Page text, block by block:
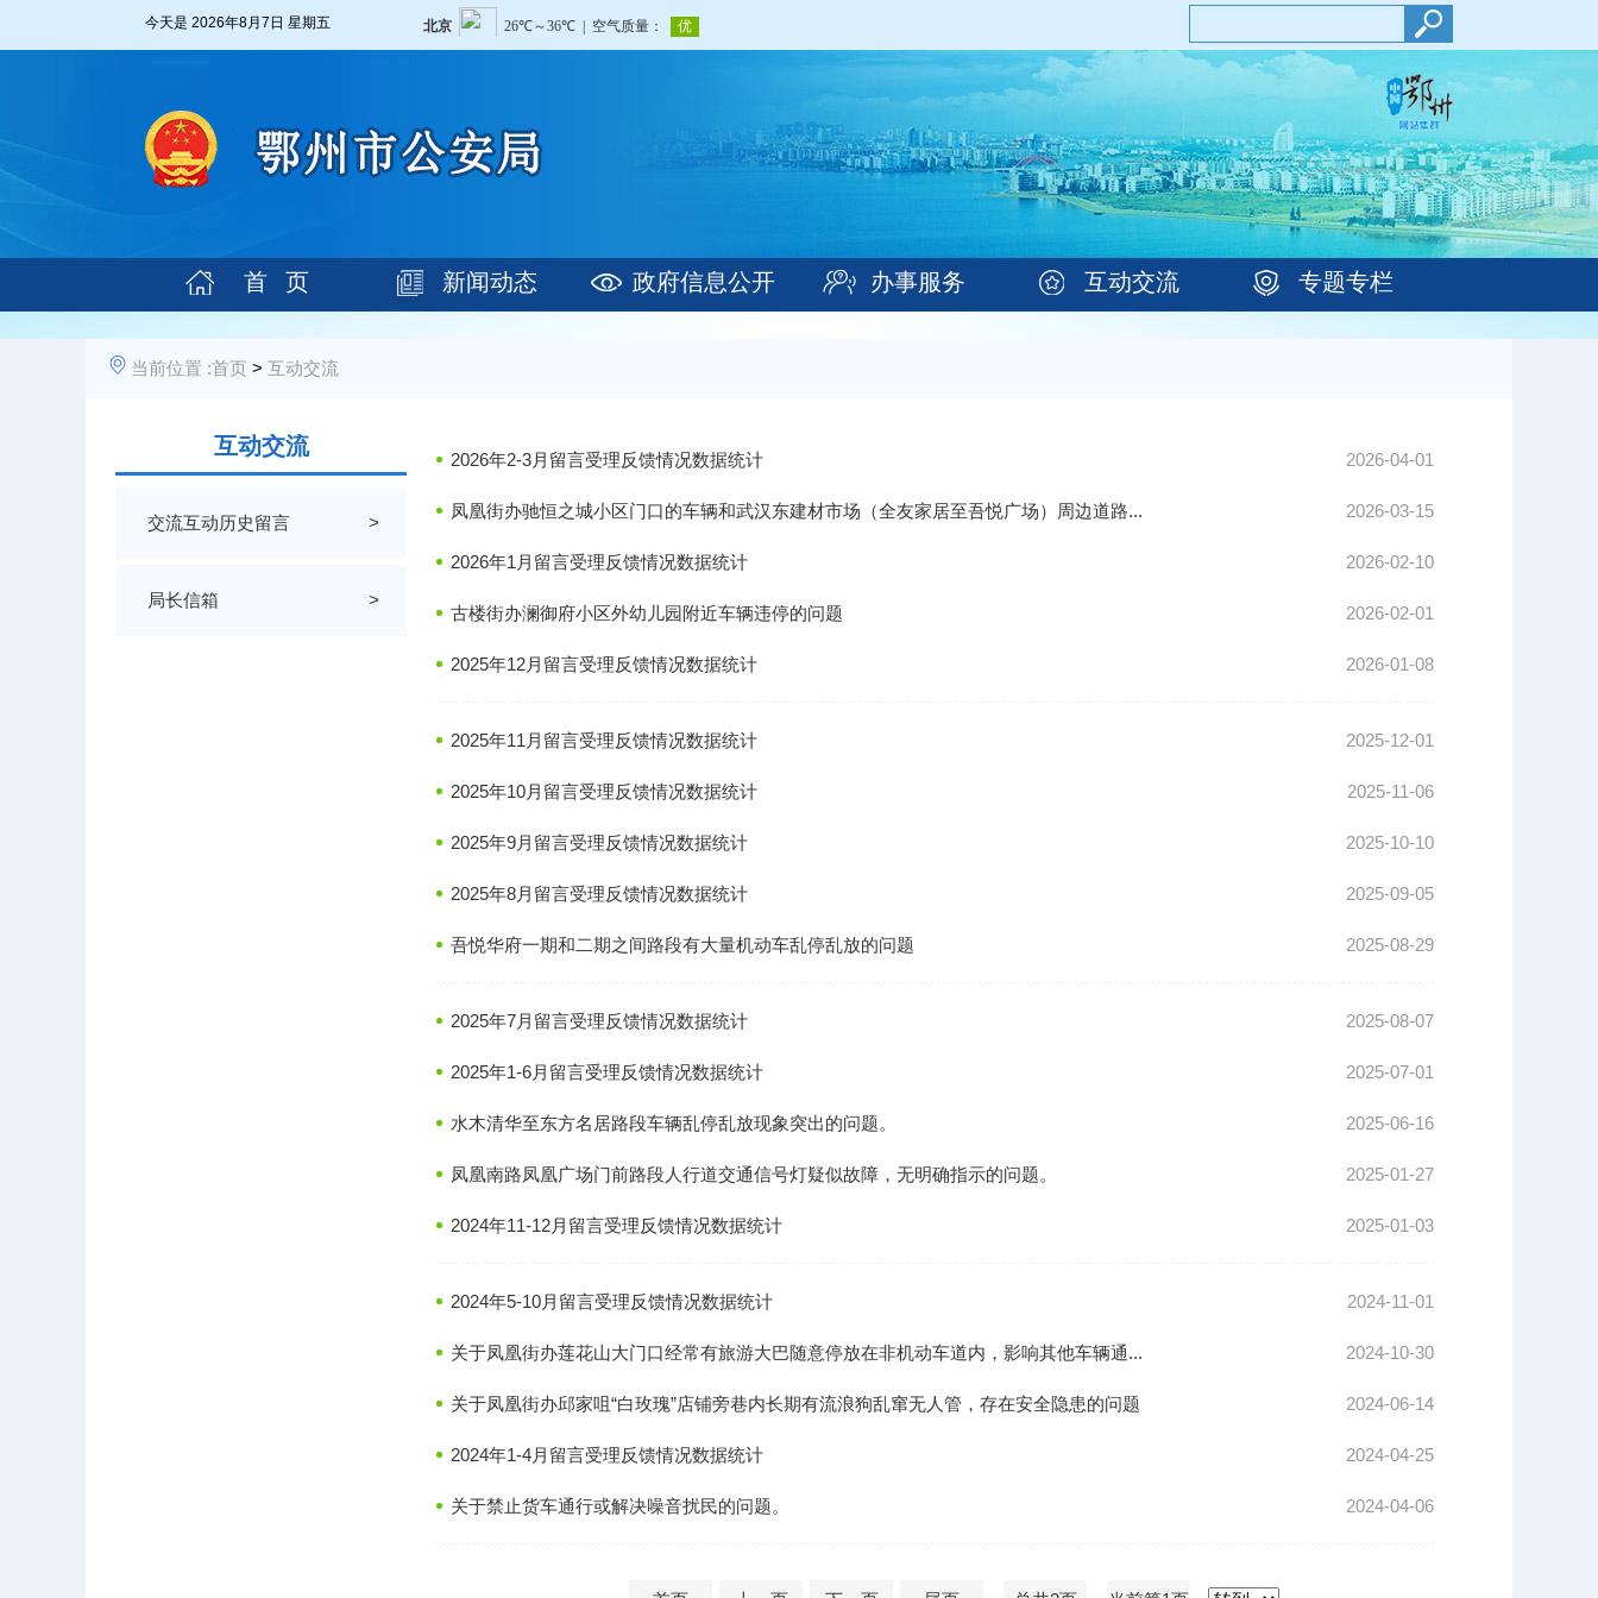
今天是 2026年8月7日 星期五
首 页 新闻动态 政府信息公开 办事服务 互动交流 专题专栏
当前位置 :首页 > 互动交流
互动交流
交流互动历史留言 >
局长信箱 >
2026年2-3月留言受理反馈情况数据统计 2026-04-01
凤凰街办驰恒之城小区门口的车辆和武汉东建材市场（全友家居至吾悦广场）周边道路... 2026-03-15
2026年1月留言受理反馈情况数据统计 2026-02-10
古楼街办澜御府小区外幼儿园附近车辆违停的问题 2026-02-01
2025年12月留言受理反馈情况数据统计 2026-01-08
2025年11月留言受理反馈情况数据统计 2025-12-01
2025年10月留言受理反馈情况数据统计 2025-11-06
2025年9月留言受理反馈情况数据统计 2025-10-10
2025年8月留言受理反馈情况数据统计 2025-09-05
吾悦华府一期和二期之间路段有大量机动车乱停乱放的问题 2025-08-29
2025年7月留言受理反馈情况数据统计 2025-08-07
2025年1-6月留言受理反馈情况数据统计 2025-07-01
水木清华至东方名居路段车辆乱停乱放现象突出的问题。 2025-06-16
凤凰南路凤凰广场门前路段人行道交通信号灯疑似故障，无明确指示的问题。 2025-01-27
2024年11-12月留言受理反馈情况数据统计 2025-01-03
2024年5-10月留言受理反馈情况数据统计 2024-11-01
关于凤凰街办莲花山大门口经常有旅游大巴随意停放在非机动车道内，影响其他车辆通... 2024-10-30
关于凤凰街办邱家咀“白玫瑰”店铺旁巷内长期有流浪狗乱窜无人管，存在安全隐患的问题 2024-06-14
2024年1-4月留言受理反馈情况数据统计 2024-04-25
关于禁止货车通行或解决噪音扰民的问题。 2024-04-06